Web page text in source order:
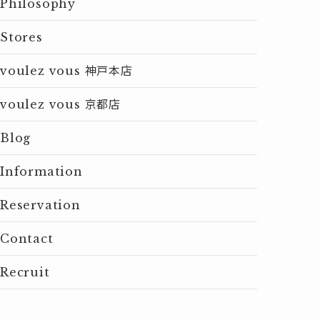
Philosophy
Stores
voulez vous 神戸本店
voulez vous 京都店
Blog
Information
Reservation
Contact
Recruit